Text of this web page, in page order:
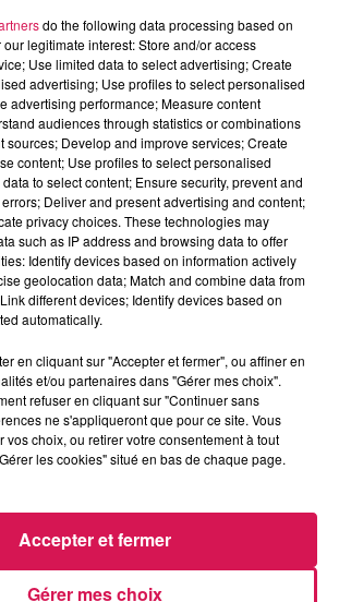
2 min 56 sec
- 2 min 56 sec
1ERS NOMS DU MAIN SQUARE,
moments de la Ligne des Auditeurs
do the following data processing based on
legitimate interest: Store and/or access
Use limited data to select advertising; Create
advertising; Use profiles to select personalised
advertising performance; Measure content
audiences through statistics or combinations
sources; Develop and improve services; Create
content; Use profiles to select personalised
to select content; Ensure security, prevent and
Deliver and present advertising and content;
privacy choices. These technologies may
such as IP address and browsing data to offer
Identify devices based on information actively
geolocation data; Match and combine data from
different devices; Identify devices based on
automatically.
en cliquant sur "Accepter et fermer", ou affiner en
et/ou partenaires dans "Gérer mes choix".
refuser en cliquant sur "Continuer sans
ne s'appliqueront que pour ce site. Vous
vos choix, ou retirer votre consentement à tout
les cookies" situé en bas de chaque page.
Gérer mes choix
Accepter et fermer